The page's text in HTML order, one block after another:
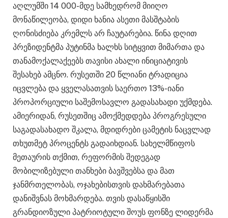
აღლუმში 14 000-მდე სამხედრომ მიიღო
მონაწილეობა, დიდი ხანია ასეთი მასშტაბის
ღონისძიება კრემლს არ ჩაუტარებია. წინა დღით
პრეზიდენტმა პუტინმა ხალხს სიტყვით მიმართა და
თანამოქალაქეებს თავისი ახალი ინიციატივის
შესახებ ამცნო. რუსეთში 20 წლიანი ტრადიცია
იცვლება და ყველასათვის საერთო 13%-იანი
პროპორციული საშემოსავლო გადასახადი უქმდება.
ამიერიდან, რუსეთშიც ამოქმედდება პროგრესული
საგადასახადო შკალა, მდიდრები ცამეტის ნაცვლად
თხუთმეტ პროცენტს გადაიხდიან. სახელმწიფოს
მეთაურის თქმით, რეფორმის შედეგად
მობილიზებული თანხები ბავშვებსა და მათ
ჯანმრთელობას, ოჯახებისთვის დახმარებათა
დანიშვნას მოხმარდება. თვის დასაწყისში
გრანდიოზული პატრიოტული შოუს ფონზე ლიდერმა